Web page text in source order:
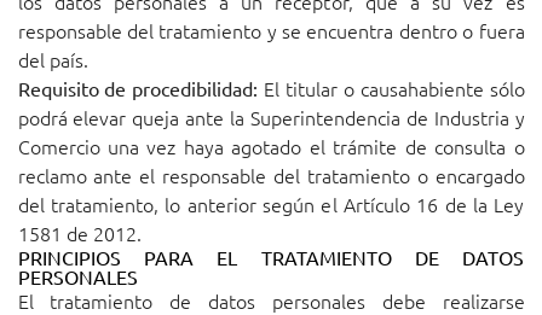
responsable del tratamiento y se encuentra dentro o fuera
del país.
Requisito de procedibilidad: El titular o causahabiente sólo
podrá elevar queja ante la Superintendencia de Industria y
Comercio una vez haya agotado el trámite de consulta o
reclamo ante el responsable del tratamiento o encargado
del tratamiento, lo anterior según el Artículo 16 de la Ley
1581 de 2012.
PRINCIPIOS PARA EL TRATAMIENTO DE DATOS
PERSONALES
El tratamiento de datos personales debe realizarse